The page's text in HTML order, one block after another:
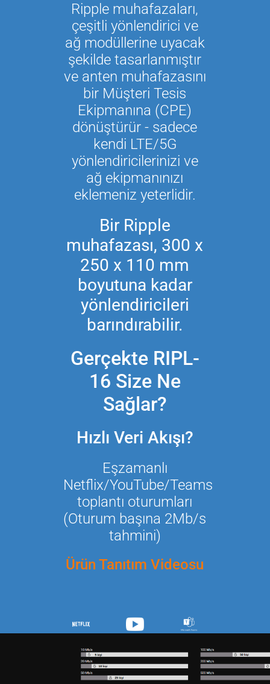
Ripple muhafazaları,
çeşitli yönlendirici ve
ağ modüllerine uyacak
şekilde tasarlanmıştır
ve anten muhafazasını
bir Müşteri Tesis
Ekipmanına (CPE)
dönüştürür - sadece
kendi LTE/5G
yönlendiricilerinizi ve
ağ ekipmanınızı
eklemeniz yeterlidir.
Bir Ripple
muhafazası, 300 x
250 x 110 mm
boyutuna kadar
yönlendiricileri
barındırabilir.
Gerçekte RIPL-
16 Size Ne
Sağlar?
Hızlı Veri Akışı?
Eşzamanlı
Netflix/YouTube/Teams
toplantı oturumları
(Oturum başına 2Mb/s
tahmini)
Ürün Tanıtım Videosu